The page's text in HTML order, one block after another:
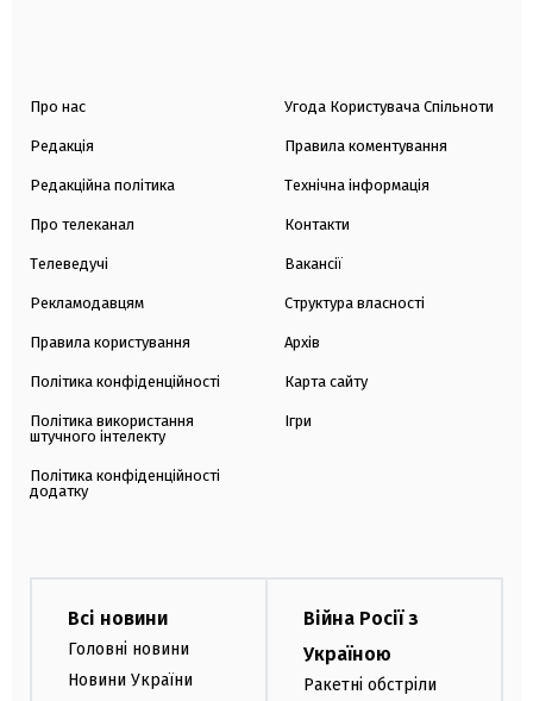
Про нас
Редакція
Редакційна політика
Про телеканал
Телеведучі
Рекламодавцям
Правила користування
Політика конфіденційності
Політика використання
штучного інтелекту
Політика конфіденційності
додатку
Угода Користувача Спільноти
Правила коментування
Технічна інформація
Контакти
Вакансії
Структура власності
Архів
Карта сайту
Ігри
Всі новини
Головні новини
Новини України
Війна Росії з
Україною
Ракетні обстріли